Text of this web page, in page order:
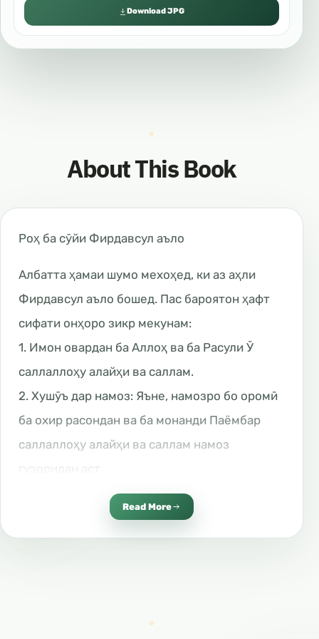
Download JPG
About This Book
Роҳ ба сӯйи Фирдавсул аъло
Албатта ҳамаи шумо мехоҳед, ки аз аҳли
Фирдавсул аъло бошед. Пас бароятон ҳафт
сифати онҳоро зикр мекунам:
1. Имон овардан ба Аллоҳ ва ба Расули Ӯ
саллаллоҳу алайҳи ва саллам.
2. Хушӯъ дар намоз: Яъне, намозро бо оромӣ
ба охир расондан ва ба монанди Паёмбар
саллаллоҳу алайҳи ва саллам намоз
3. Худдорӣ аз суханҳои беҳудае, ки фоидае
4. Адои закоти мол.
Read More